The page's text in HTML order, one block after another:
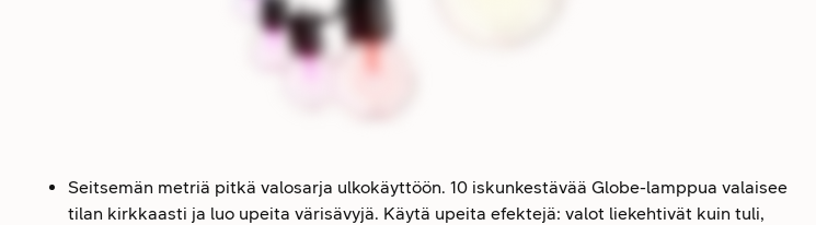
Seitsemän metriä pitkä valosarja ulkokäyttöön. 10 iskunkestävää Globe-lamppua valaisee
tilan kirkkaasti ja luo upeita värisävyjä. Käytä upeita efektejä: valot liekehtivät kuin tuli,